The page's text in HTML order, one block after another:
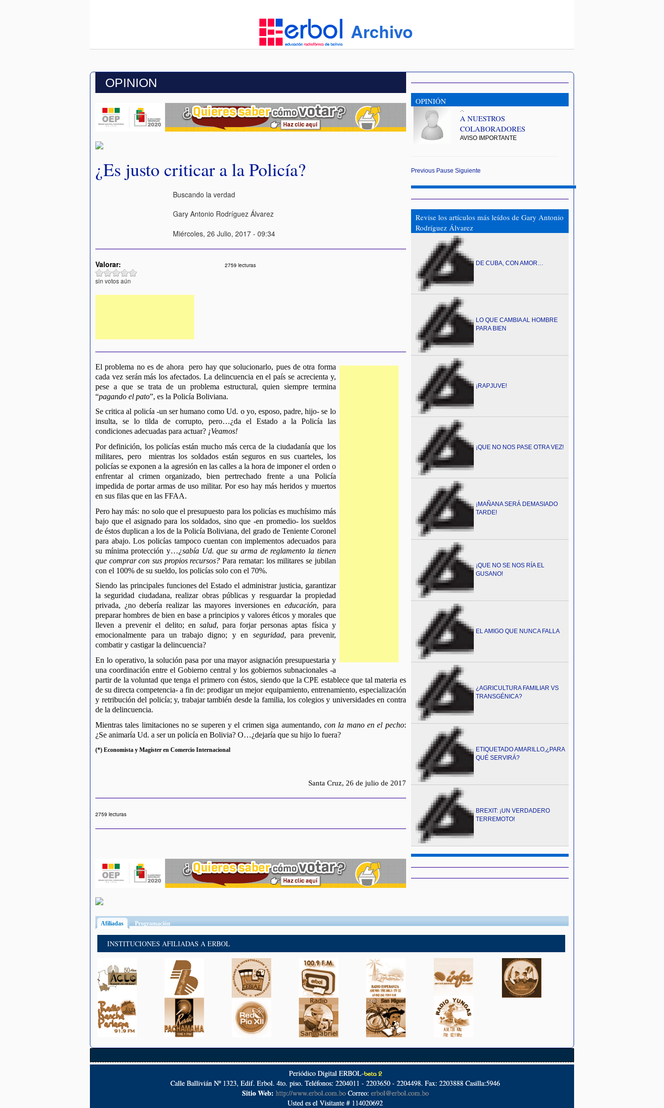
Archivo
OPINION
¿Es justo criticar a la Policía?
Buscando la verdad
Gary Antonio Rodríguez Álvarez
Miércoles, 26 Julio, 2017 - 09:34
Valorar:
sin votos aún
2759 lecturas
El problema no es de ahora  pero hay que solucionarlo, pues de otra forma
cada vez serán más los afectados. La delincuencia en el país se acrecienta y,
pese a que se trata de un problema estructural, quien siempre termina
“pagando el pato”, es la Policía Boliviana.
Se critica al policía -un ser humano como Ud. o yo, esposo, padre, hijo- se lo
insulta, se lo tilda de corrupto, pero…¿da el Estado a la Policía las
condiciones adecuadas para actuar? ¡Veamos!
Por definición, los policías están mucho más cerca de la ciudadanía que los
militares, pero  mientras los soldados están seguros en sus cuarteles, los
policías se exponen a la agresión en las calles a la hora de imponer el orden o
enfrentar al crimen organizado, bien pertrechado frente a una Policía
impedida de portar armas de uso militar. Por eso hay más heridos y muertos
en sus filas que en las FFAA.
Pero hay más: no solo que el presupuesto para los policías es muchísimo más
bajo que el asignado para los soldados, sino que -en promedio- los sueldos
de éstos duplican a los de la Policía Boliviana, del grado de Teniente Coronel
para abajo. Los policías tampoco cuentan con implementos adecuados para
su mínima protección y…¿sabía Ud. que su arma de reglamento la tienen
que comprar con sus propios recursos? Para rematar: los militares se jubilan
con el 100% de su sueldo, los policías solo con el 70%.
Siendo las principales funciones del Estado el administrar justicia, garantizar
la seguridad ciudadana, realizar obras públicas y resguardar la propiedad
privada, ¿no debería realizar las mayores inversiones en educación, para
preparar hombres de bien en base a principios y valores éticos y morales que
lleven a prevenir el delito; en salud, para forjar personas aptas física y
emocionalmente para un trabajo digno; y en seguridad, para prevenir,
combatir y castigar la delincuencia?
En lo operativo, la solución pasa por una mayor asignación presupuestaria y
una coordinación entre el Gobierno central y los gobiernos subnacionales -a
partir de la voluntad que tenga el primero con éstos, siendo que la CPE establece que tal materia es
de su directa competencia- a fin de: prodigar un mejor equipamiento, entrenamiento, especialización
y retribución del policía; y, trabajar también desde la familia, los colegios y universidades en contra
de la delincuencia.
Mientras tales limitaciones no se superen y el crimen siga aumentando, con la mano en el pecho:
¿Se animaría Ud. a ser un policía en Bolivia? O…¿dejaría que su hijo lo fuera?
(*) Economista y Magíster en Comercio Internacional
Santa Cruz, 26 de julio de 2017
2759 lecturas
OPINIÓN
.-.
A NUESTROS
COLABORADORES
AVISO IMPORTANTE
Previous Pause Siguiente
Revise los artículos más leídos de Gary Antonio
Rodríguez Álvarez
DE CUBA, CON AMOR…
LO QUE CAMBIA AL HOMBRE
PARA BIEN
¡RAPJUVE!
¡QUE NO NOS PASE OTRA VEZ!
¡MAÑANA SERÁ DEMASIADO
TARDE!
¡QUE NO SE NOS RÍA EL
GUSANO!
EL AMIGO QUE NUNCA FALLA
¿AGRICULTURA FAMILIAR VS
TRANSGÉNICA?
ETIQUETADO AMARILLO,¿PARA
QUÉ SERVIRÁ?
BREXIT: ¡UN VERDADERO
TERREMOTO!
Afiliadas (solapa activa)
Programación
INSTITUCIONES AFILIADAS A ERBOL
Periódico Digital ERBOL-beta 2
Calle Ballivián Nº 1323, Edif. Erbol. 4to. piso. Teléfonos: 2204011 - 2203650 - 2204498. Fax: 2203888 Casilla:5946
Sitio Web: http://www.erbol.com.boCorreo: erbol@erbol.com.bo
Usted es el Visitante # 114020692